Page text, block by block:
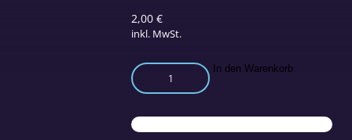
2,00€
inkl. MwSt.
Das
Virus
Freiheitsvergessenheit
Menge
In den Warenkorb